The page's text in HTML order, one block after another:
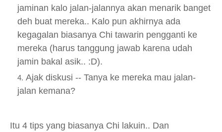
jaminan kalo jalan-jalannya akan menarik banget
deh buat mereka.. Kalo pun akhirnya ada
kegagalan biasanya Chi tawarin pengganti ke
mereka (harus tanggung jawab karena udah
jamin bakal asik.. :D).
Ajak diskusi -- Tanya ke mereka mau jalan-
jalan kemana?
Itu 4 tips yang biasanya Chi lakuin.. Dan